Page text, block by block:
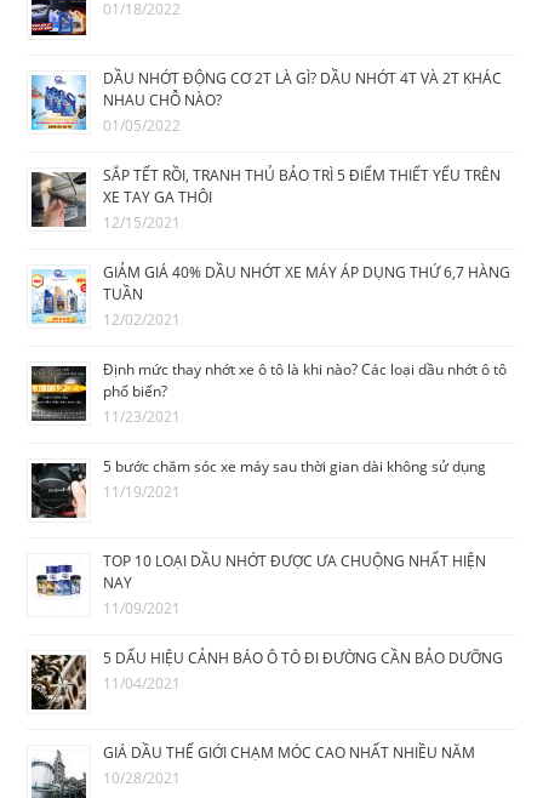
01/18/2022
DẦU NHỚT ĐỘNG CƠ 2T LÀ GÌ? DẦU NHỚT 4T VÀ 2T KHÁC
NHAU CHỖ NÀO?
01/05/2022
SẮP TẾT RỒI, TRANH THỦ BẢO TRÌ 5 ĐIỂM THIẾT YẾU TRÊN
XE TAY GA THÔI
12/15/2021
GIẢM GIÁ 40% DẦU NHỚT XE MÁY ÁP DỤNG THỨ 6,7 HÀNG
TUẦN
12/02/2021
Định mức thay nhớt xe ô tô là khi nào? Các loại dầu nhớt ô tô
phổ biến?
11/23/2021
5 bước chăm sóc xe máy sau thời gian dài không sử dụng
11/19/2021
TOP 10 LOẠI DẦU NHỚT ĐƯỢC ƯA CHUỘNG NHẤT HIỆN
NAY
11/09/2021
5 DẤU HIỆU CẢNH BÁO Ô TÔ ĐI ĐƯỜNG CẦN BẢO DƯỠNG
11/04/2021
GIÁ DẦU THẾ GIỚI CHẠM MÓC CAO NHẤT NHIỀU NĂM
10/28/2021